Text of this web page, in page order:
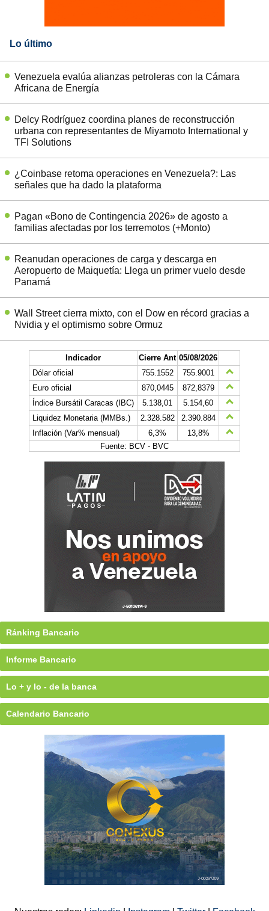
Lo último
Venezuela evalúa alianzas petroleras con la Cámara
Africana de Energía
Delcy Rodríguez coordina planes de reconstrucción
urbana con representantes de Miyamoto International y
TFI Solutions
¿Coinbase retoma operaciones en Venezuela?: Las
señales que ha dado la plataforma
Pagan «Bono de Contingencia 2026» de agosto a
familias afectadas por los terremotos (+Monto)
Reanudan operaciones de carga y descarga en
Aeropuerto de Maiquetía: Llega un primer vuelo desde
Panamá
Wall Street cierra mixto, con el Dow en récord gracias a
Nvidia y el optimismo sobre Ormuz
Indicador Cierre Ant 05/08/2026
Dólar oficial
755.1552
755.9001
Euro oficial
870,0445
872,8379
Índice Bursátil Caracas (IBC)
5.138,01
5.154,60
Liquidez Monetaria (MMBs.)
2.328.582
2.390.884
Inflación (Var% mensual)
6,3%
13,8%
Fuente: BCV - BVC
Ránking Bancario
Informe Bancario
Lo + y lo - de la banca
Calendario Bancario